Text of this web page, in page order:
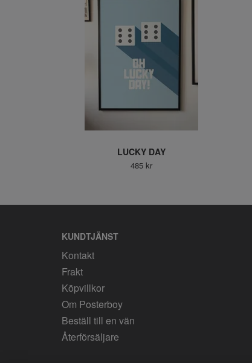
LUCKY DAY
485 kr
KUNDTJÄNST
Kontakt
Frakt
Köpvillkor
Om Posterboy
Beställ till en vän
Återförsäljare